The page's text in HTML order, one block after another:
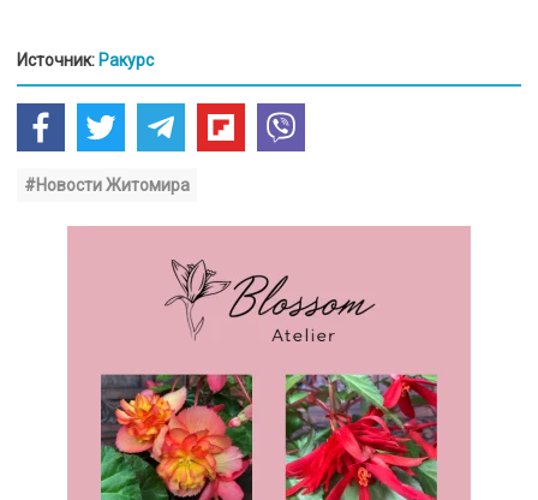
Источник: Ракурс
#Новости Житомира